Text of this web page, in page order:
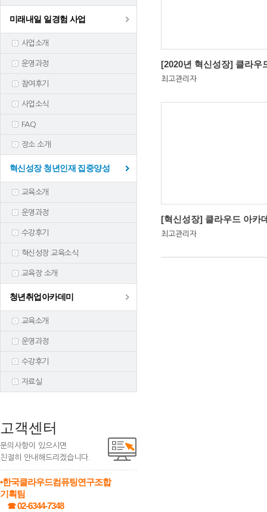
미래내일 일경험 사업
사업소개
운영과정
참여후기
사업소식
FAQ
장소 소개
혁신성장 청년인재 집중양성
교육소개
운영과정
수강후기
혁신성장 교육소식
교육장 소개
청년취업아카데미
교육소개
운영과정
수강후기
자료실
고객센터
문의사항이 있으시면
친절히 안내해드리겠습니다.
•한국클라우드컴퓨팅연구조합
기획팀
☎ 02-6344-7348
최고관리자
최고관리자